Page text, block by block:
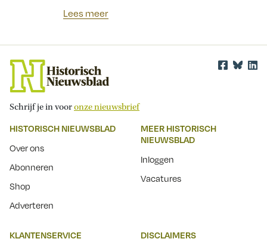
Lees meer
Schrijf je in vooronze nieuwsbrief
HISTORISCH NIEUWSBLAD
Over ons
Abonneren
Shop
Adverteren
MEER HISTORISCH
NIEUWSBLAD
Inloggen
Vacatures
KLANTENSERVICE DISCLAIMERS